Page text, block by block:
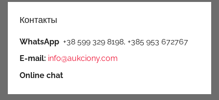
Контакты
WhatsApp +38 599 329 8198, +385 953 672767
E-mail: info@aukciony.com
Online chat